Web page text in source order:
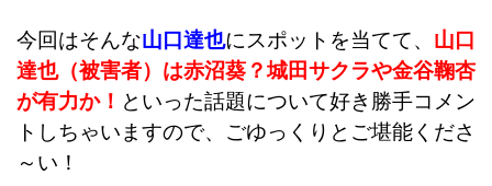
今回はそんな山口達也にスポットを当てて、 山口
達也（被害者）は赤沼葵？城田サクラや金谷鞠杏
が有力か！ といった話題について好き勝手コメン
トしちゃいますので、ごゆっくりとご堪能くださ
～い！